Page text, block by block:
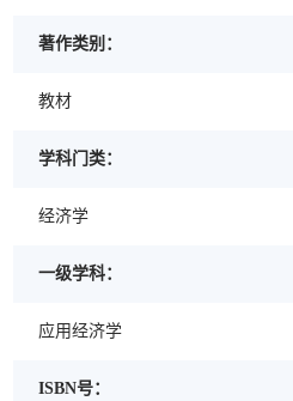
著作类别：
教材
学科门类：
经济学
一级学科：
应用经济学
ISBN号：